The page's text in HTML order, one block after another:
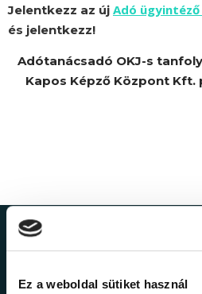
Ez a weboldal sütiket használ
Jelentkezz az új Adó
és jelentkezz!
Adótanácsadó OKJ-s
Kapos Képző Központ Kft.
Ne